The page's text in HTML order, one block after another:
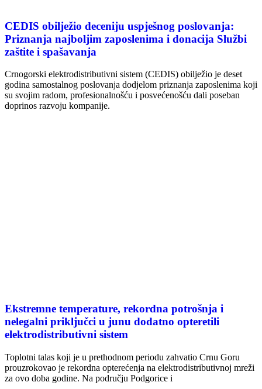
CEDIS obilježio deceniju uspješnog poslovanja:
Priznanja najboljim zaposlenima i donacija Službi
zaštite i spašavanja
Crnogorski elektrodistributivni sistem (CEDIS) obilježio je deset
godina samostalnog poslovanja dodjelom priznanja zaposlenima koji
su svojim radom, profesionalnošću i posvećenošću dali poseban
doprinos razvoju kompanije.
Ekstremne temperature, rekordna potrošnja i
nelegalni priključci u junu dodatno opteretili
elektrodistributivni sistem
Toplotni talas koji je u prethodnom periodu zahvatio Crnu Goru
prouzrokovao je rekordna opterećenja na elektrodistributivnoj mreži
za ovo doba godine. Na području Podgorice i